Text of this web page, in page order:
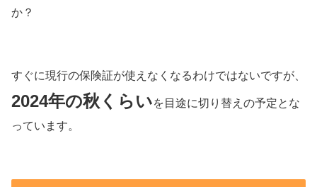
か？
すぐに現行の保険証が使えなくなるわけではないですが、
2024年の秋くらいを目途に切り替えの予定とな
っています。